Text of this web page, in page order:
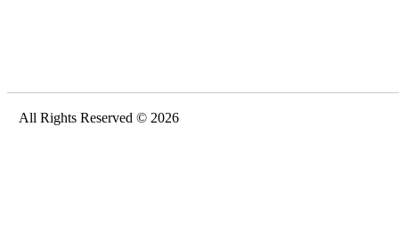
All Rights Reserved © 2026